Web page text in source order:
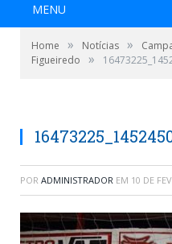
MENU
Home » Notícias »
Figueiredo
»
POR ADMINISTRADOR EM 10 DE